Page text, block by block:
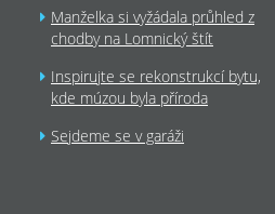
Manželka si vyžádala průhled z
chodby na Lomnický štít
Inspirujte se rekonstrukcí bytu,
kde múzou byla příroda
Sejdeme se v garáži